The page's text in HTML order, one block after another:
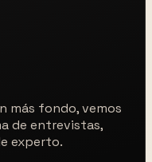
más fondo, vemos
de entrevistas,
experto.